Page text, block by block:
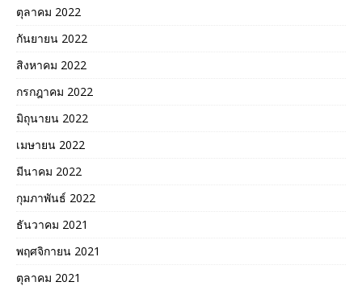
ตุลาคม 2022
กันยายน 2022
สิงหาคม 2022
กรกฎาคม 2022
มิถุนายน 2022
เมษายน 2022
มีนาคม 2022
กุมภาพันธ์ 2022
ธันวาคม 2021
พฤศจิกายน 2021
ตุลาคม 2021